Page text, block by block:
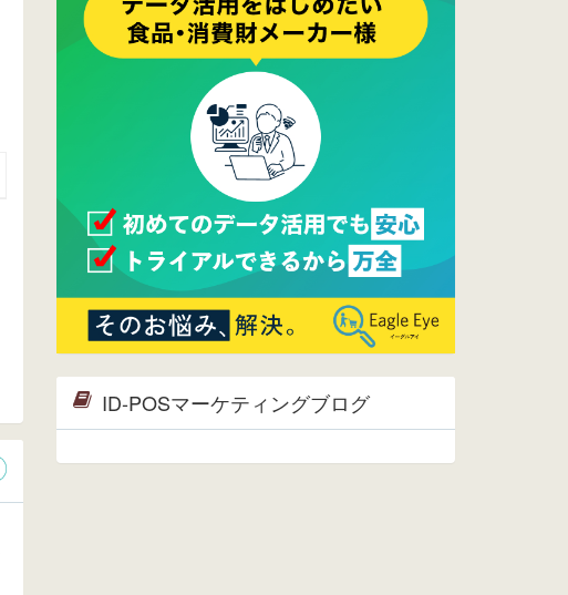
2017/05/17
ウレコンでブログ掲載が始まりまし
た。ぜひご覧ください。
ウレコンのサイト機能を大幅バージ
ョンアップ。詳細はこちら。⇒
ページへ
ウレコンが機能拡充し、サイトリニ
ューアルしました。⇒
Facebook
2015/04/30
Facebookページを開設しました。
詳細はこちら。
2015/04/20
ウレコンサイトリリースしました。
ID-POSマーケティングブログ